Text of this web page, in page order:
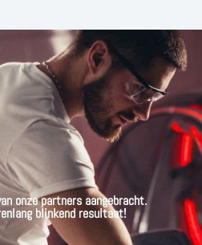
onze partners aangebracht.
blinkend resultaat!